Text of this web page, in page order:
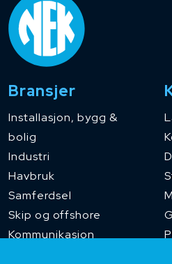
Bransjer
Installasjon, bygg &
bolig
Industri
Havbruk
Samferdsel
Skip og offshore
Kommunikasjon